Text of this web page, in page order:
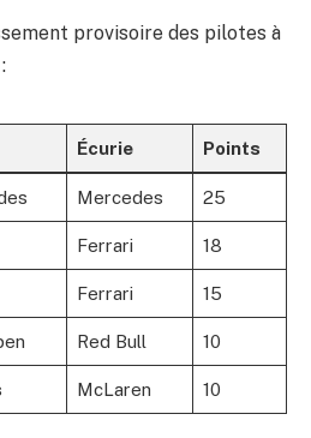
provisoire des pilotes à
Écurie Points
Mercedes 25
Ferrari 18
Ferrari 15
Red Bull 10
McLaren 10